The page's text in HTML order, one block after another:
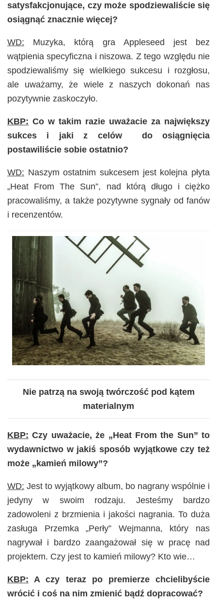
satysfakcjonujące, czy może spodziewaliście się
osiągnąć znacznie więcej?
WD: Muzyka, którą gra Appleseed jest bez
wątpienia specyficzna i niszowa. Z tego względu nie
spodziewaliśmy się wielkiego sukcesu i rozgłosu,
ale uważamy, że wiele z naszych dokonań nas
pozytywnie zaskoczyło.
KBP: Co w takim razie uważacie za największy
sukces i jaki z celów do osiągnięcia
postawiliście sobie ostatnio?
WD: Naszym ostatnim sukcesem jest kolejna płyta
„Heat From The Sun”, nad którą długo i ciężko
pracowaliśmy, a także pozytywne sygnały od fanów
i recenzentów.
Nie patrzą na swoją twórczość pod kątem
materialnym
KBP: Czy uważacie, że „Heat From the Sun” to
wydawnictwo w jakiś sposób wyjątkowe czy też
może „kamień milowy”?
WD: Jest to wyjątkowy album, bo nagrany wspólnie i
jedyny w swoim rodzaju. Jesteśmy bardzo
zadowoleni z brzmienia i jakości nagrania. To duża
zasługa Przemka „Perły” Wejmanna, który nas
nagrywał i bardzo zaangażował się w pracę nad
projektem. Czy jest to kamień milowy? Kto wie…
KBP: A czy teraz po premierze chcielibyście
wrócić i coś na nim zmienić bądź dopracować?